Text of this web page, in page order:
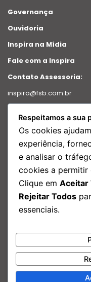
Governança
Ouvidoria
Inspira na Mídia
Fale com a Inspira
Contato Assessoria:
inspira@fsb.com.br
Intranet
Relatório de
Redes Sociais
Facebook
Instagram
Linkedin
Youtube
Nosso Endereço:
Rua São Bento, 29 – Edf.
Janeiro – RJ
Respeitamos a sua
Os cookies
experiência,
e analisar o
cookies a permitir
Clique em Aceitar
Rejeitar Todos
essenciais.